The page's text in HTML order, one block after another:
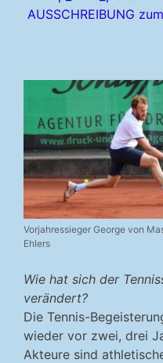
AUSSCHREIBUNG
Vorjahressieger George von
Ehlers
Wie hat sich der
verändert?
Die Tennis-
wieder vor zwei, drei
Akteure sind